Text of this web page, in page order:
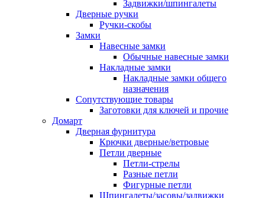
Задвижки/шпингалеты
Дверные ручки
Ручки-скобы
Замки
Навесные замки
Обычные навесные замки
Накладные замки
Накладные замки общего
назначения
Сопутствующие товары
Заготовки для ключей и прочие
Домарт
Дверная фурнитура
Крючки дверные/ветровые
Петли дверные
Петли-стрелы
Разные петли
Фигурные петли
Шпингалеты/засовы/задвижки